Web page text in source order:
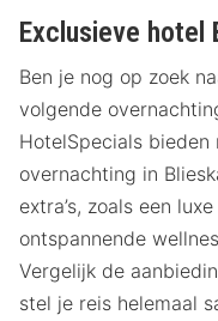
Exclusieve hotel
Ben je nog op zoek
volgende
HotelSpecials bieden
overnachting in
extra’s, zoals een
ontspannende
Vergelijk de
stel je reis helemaal